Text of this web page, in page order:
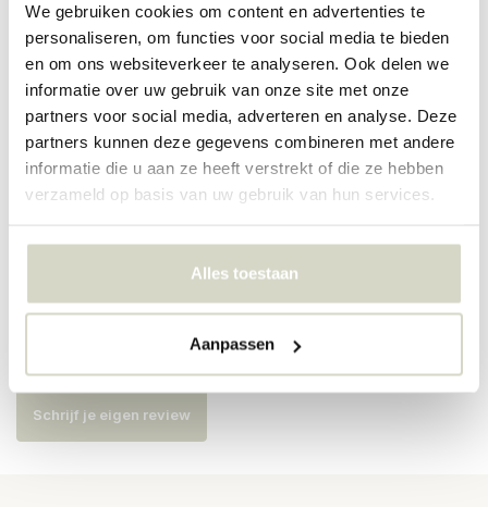
We gebruiken cookies om content en advertenties te
personaliseren, om functies voor social media te bieden
en om ons websiteverkeer te analyseren. Ook delen we
informatie over uw gebruik van onze site met onze
partners voor social media, adverteren en analyse. Deze
partners kunnen deze gegevens combineren met andere
informatie die u aan ze heeft verstrekt of die ze hebben
verzameld op basis van uw gebruik van hun services.
Alles toestaan
Aanpassen
PRODUCTSPECIFICATIES
SKU 14496226
Reviews
Schrijf je eigen review